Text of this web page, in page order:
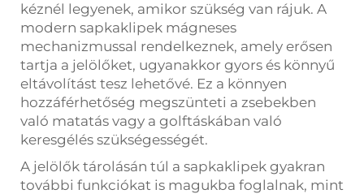
kéznél legyenek, amikor szükség van rájuk. A
modern sapkaklipek mágneses
mechanizmussal rendelkeznek, amely erősen
tartja a jelölőket, ugyanakkor gyors és könnyű
eltávolítást tesz lehetővé. Ez a könnyen
hozzáférhetőség megszünteti a zsebekben
való matatás vagy a golftáskában való
keresgélés szükségességét.
A jelölők tárolásán túl a sapkaklipek gyakran
további funkciókat is magukba foglalnak, mint